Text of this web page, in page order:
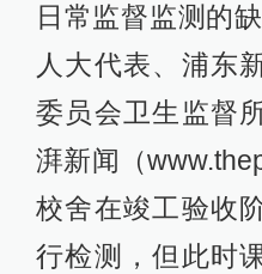
日常监督监测的
人大代表、浦东
委员会卫生监督
湃新闻（
校舍在竣工验收
行检测，但此时